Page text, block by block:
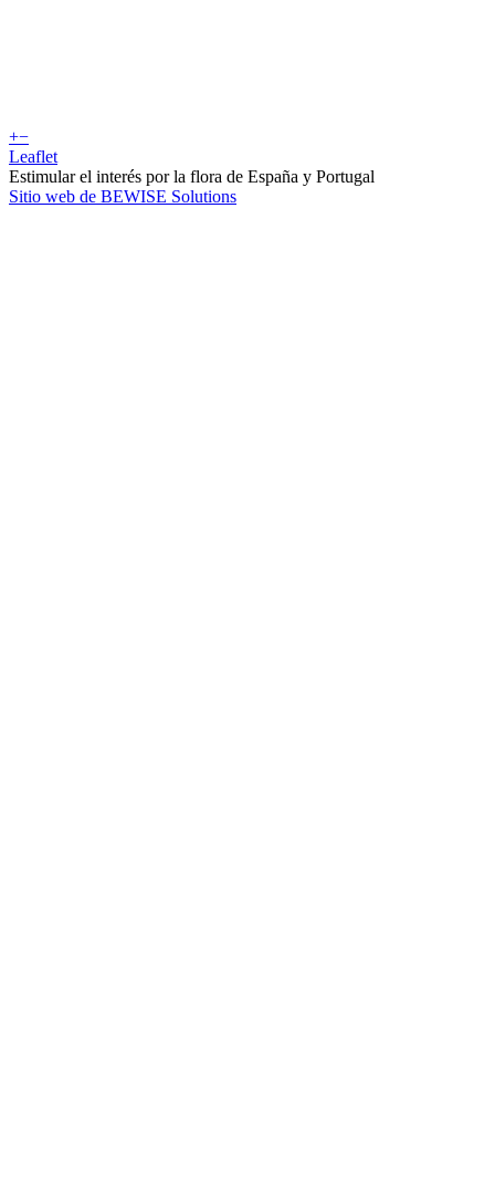
+−
Leaflet
Estimular el interés por la flora de España y Portugal
Sitio web de BEWISE Solutions